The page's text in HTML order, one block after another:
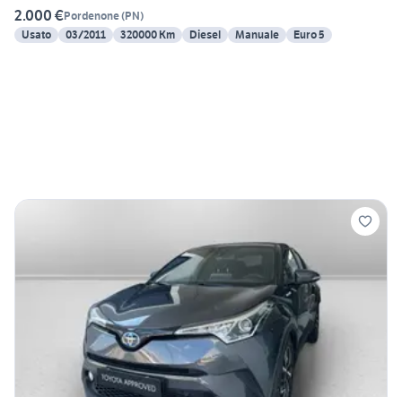
2.000 €Pordenone(PN)
Usato
03/2011 320000 Km Diesel Manuale Euro 5